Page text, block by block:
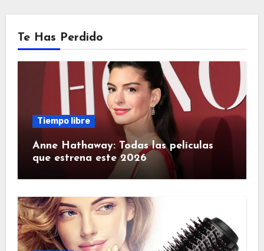
Te Has Perdido
Tiempo libre
Anne Hathaway: Todas las películas
que estrena este 2026